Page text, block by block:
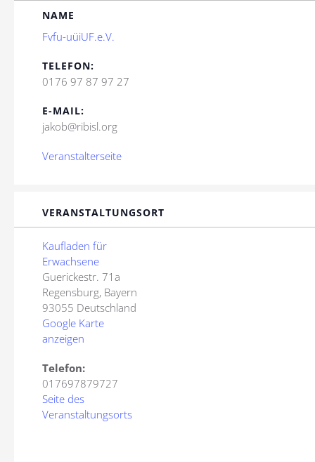
NAME
Fvfu-uüiUF.e.V.
TELEFON:
0176 97 87 97 27
E-MAIL:
jakob@ribisl.org
Veranstalterseite
VERANSTALTUNGSORT
Kaufladen für
Erwachsene
Guerickestr. 71a
Regensburg, Bayern
93055 Deutschland
Google Karte
anzeigen
Telefon:
017697879727
Seite des
Veranstaltungsorts